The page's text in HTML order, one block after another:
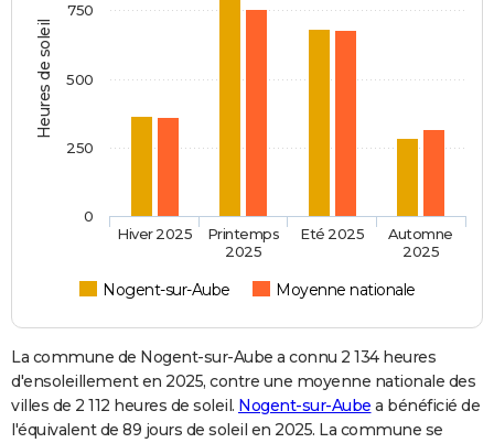
Heures de soleil
Nogent-sur-Aube Moyenne nationale
Hiver 2025
Printemps
2025
Eté 2025
Automne
2025
0
250
500
750
La commune de Nogent-sur-Aube a connu 2 134 heures
d'ensoleillement en 2025, contre une moyenne nationale des
villes de 2 112 heures de soleil. Nogent-sur-Aube a bénéficié de
l'équivalent de 89 jours de soleil en 2025. La commune se